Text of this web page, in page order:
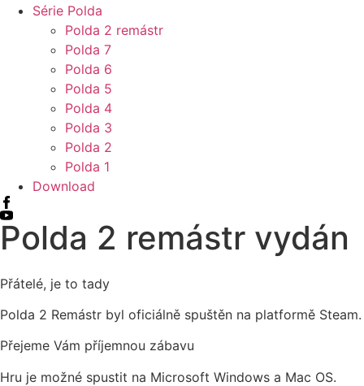
Série Polda
Polda 2 remástr
Polda 7
Polda 6
Polda 5
Polda 4
Polda 3
Polda 2
Polda 1
Download
Polda 2 remástr vydán
Přátelé, je to tady
Polda 2 Remástr byl oficiálně spuštěn na platformě Steam.
Přejeme Vám příjemnou zábavu
Hru je možné spustit na Microsoft Windows a Mac OS.